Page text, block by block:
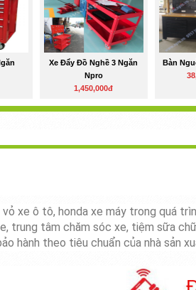
Xe Đẩy Đồ Nghề 3 Ngăn
Npro
1,450,000đ
Bàn
xe ô tô, honda xe máy trong quá
trung tâm chăm sóc xe, tiệm sữa
hành theo tiêu chuẩn của nhà sản